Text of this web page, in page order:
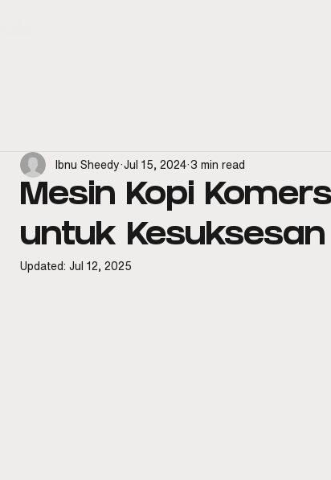
Mesin Kopi
untuk
Ibnu Sheedy Jul 15, 2024 3 min read
Updated: Jul 12, 2025